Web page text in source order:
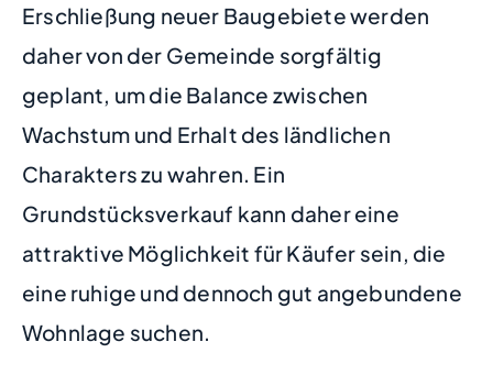
Erschließung neuer Baugebiete werden
daher von der Gemeinde sorgfältig
geplant, um die Balance zwischen
Wachstum und Erhalt des ländlichen
Charakters zu wahren. Ein
Grundstücksverkauf kann daher eine
attraktive Möglichkeit für Käufer sein, die
eine ruhige und dennoch gut angebundene
Wohnlage suchen.